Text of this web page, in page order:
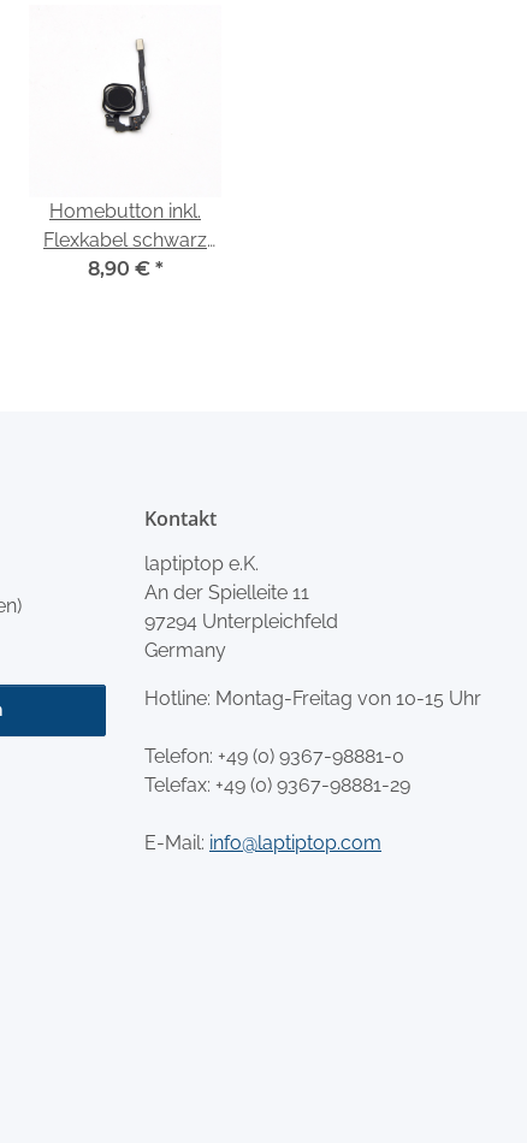
Homebutton inkl.
Flexkabel schwarz
passend für iPhone
8,90 € *
Kontakt
laptiptop e.K.
An der Spielleite 11
97294 Unterpleichfeld
Germany
Hotline: Montag-Freitag von 10-15 Uhr
Telefon: +49 (0) 9367-98881-0
Telefax: +49 (0) 9367-98881-29
E-Mail: info@laptiptop.com